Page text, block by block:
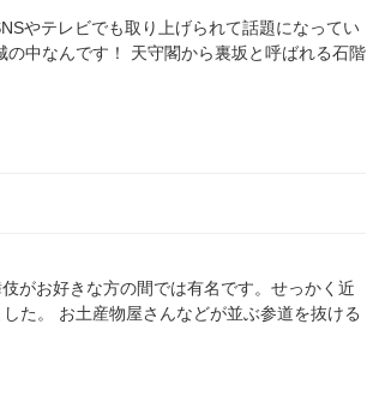
やテレビでも取り上げられて話題になってい
中なんです！ 天守閣から裏坂と呼ばれる石階
がお好きな方の間では有名です。せっかく近
た。 お土産物屋さんなどが並ぶ参道を抜ける